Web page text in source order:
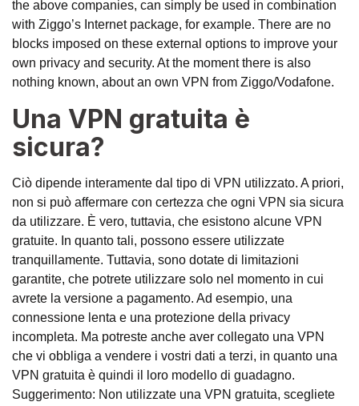
the above companies, can simply be used in combination
with Ziggo’s Internet package, for example. There are no
blocks imposed on these external options to improve your
own privacy and security. At the moment there is also
nothing known, about an own VPN from Ziggo/Vodafone.
Una VPN gratuita è
sicura?
Ciò dipende interamente dal tipo di VPN utilizzato. A priori,
non si può affermare con certezza che ogni VPN sia sicura
da utilizzare. È vero, tuttavia, che esistono alcune VPN
gratuite. In quanto tali, possono essere utilizzate
tranquillamente. Tuttavia, sono dotate di limitazioni
garantite, che potrete utilizzare solo nel momento in cui
avrete la versione a pagamento. Ad esempio, una
connessione lenta e una protezione della privacy
incompleta. Ma potreste anche aver collegato una VPN
che vi obbliga a vendere i vostri dati a terzi, in quanto una
VPN gratuita è quindi il loro modello di guadagno.
Suggerimento: Non utilizzate una VPN gratuita, scegliete